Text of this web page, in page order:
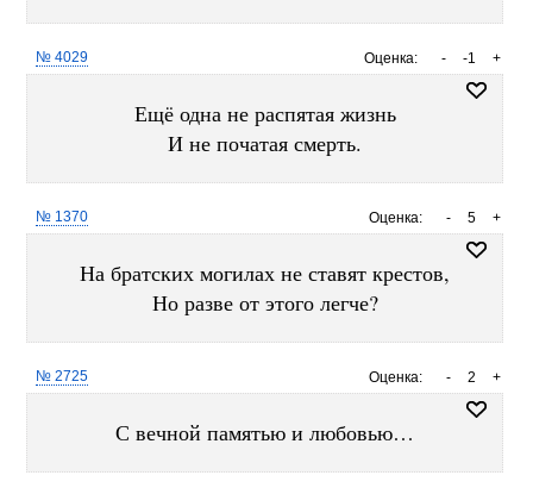
Оценка: +
-1
-
№ 4029
Ещё одна не распятая жизнь
И не початая смерть.
Оценка: +
5
-
№ 1370
На братских могилах не ставят крестов,
Но разве от этого легче?
Оценка: +
2
-
№ 2725
С вечной памятью и любовью…